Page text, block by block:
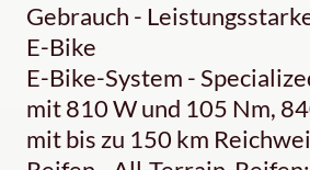
Gebrauch -
E-Bike
E-Bike-System -
mit 810 W und 105 Nm,
mit bis zu 150 km